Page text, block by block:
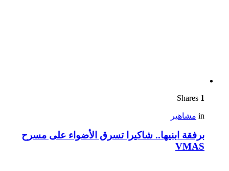
1
in مشاهير
برفقة ابنيها.. شاكيرا تسرق الأضواء على مسرح
VMAS